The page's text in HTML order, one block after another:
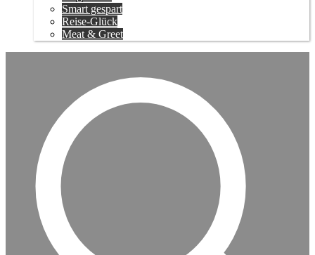
Smart gespart
Reise-Glück
Meat & Greet